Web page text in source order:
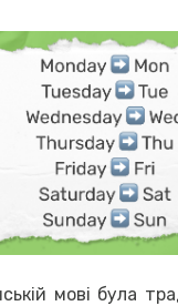
мові була